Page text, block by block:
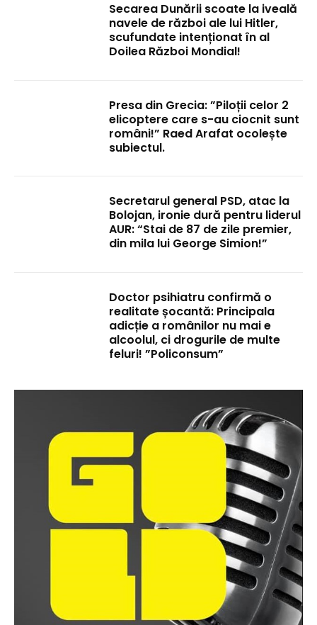
Secarea Dunării scoate la iveală
navele de război ale lui Hitler,
scufundate intenționat în al
Doilea Război Mondial!
Presa din Grecia: ”Piloții celor 2
elicoptere care s-au ciocnit sunt
români!” Raed Arafat ocolește
subiectul.
Secretarul general PSD, atac la
Bolojan, ironie dură pentru liderul
AUR: “Stai de 87 de zile premier,
din mila lui George Simion!”
Doctor psihiatru confirmă o
realitate șocantă: Principala
adicție a românilor nu mai e
alcoolul, ci drogurile de multe
feluri! ”Policonsum”